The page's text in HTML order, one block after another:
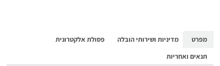
מפרט מדיניות ושירותי הובלה
פסולת אלקטרונית
תנאים ואחריות